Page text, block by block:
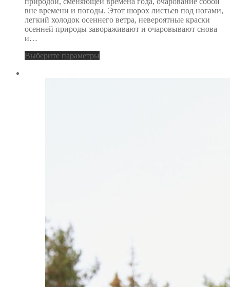
вне времени и погоды. Этот шорох листьев под ногами,
легкий холодок осеннего ветра, невероятные краски
осенней природы завораживают и очаровывают снова
и…
Выберите параметры